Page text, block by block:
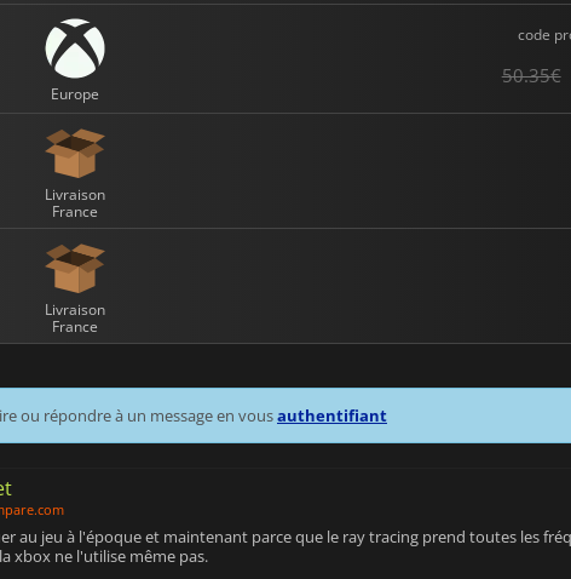
Europe
code
50.35€
Livraison
France
Livraison
France
ou répondre à un message en vousauthentifiant
au jeu à l'époque et maintenant parce que le ray tracing prend toutes les
xbox ne l'utilise même pas.